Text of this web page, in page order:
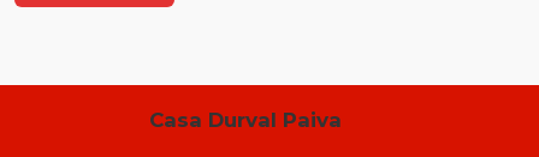
Casa Durval Paiva